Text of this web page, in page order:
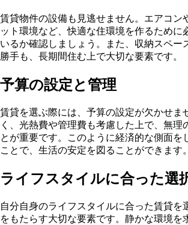
賃貸物件の設備も見逃せません。エアコン
ット環境など、快適な住環境を作るために
いるか確認しましょう。また、収納スペー
勝手も、長期間住む上で大切な要素です。
予算の設定と管理
賃貸を選ぶ際には、予算の設定が欠かせま
く、光熱費や管理費も考慮した上で、無理
とが重要です。このように経済的な側面を
ことで、生活の安定を図ることができます。
ライフスタイルに合った選
自分自身のライフスタイルに合った賃貸を
をもたらす大切な要素です。静かな環境を